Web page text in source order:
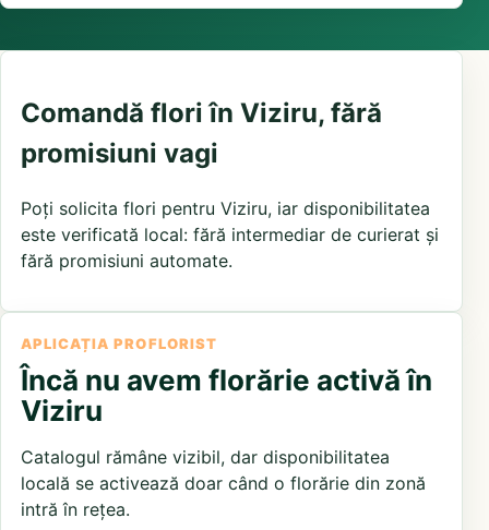
Comandă flori în Viziru, fără
promisiuni vagi
Poți solicita flori pentru Viziru, iar disponibilitatea
este verificată local: fără intermediar de curierat și
fără promisiuni automate.
APLICAȚIA PROFLORIST
Încă nu avem florărie activă în
Viziru
Catalogul rămâne vizibil, dar disponibilitatea
locală se activează doar când o florărie din zonă
intră în rețea.